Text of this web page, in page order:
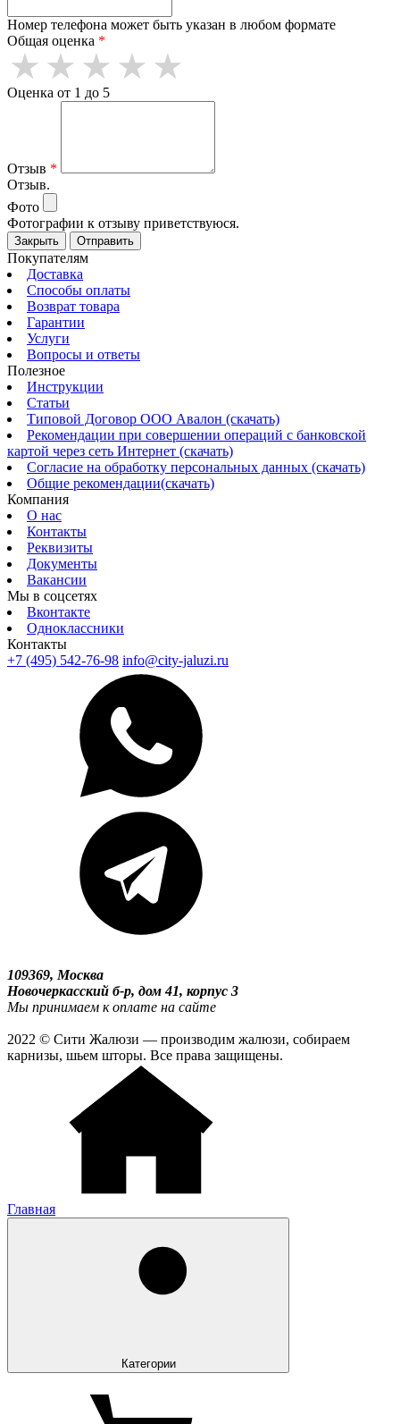
Номер телефона может быть указан в любом формате
Общая оценка *
Оценка от 1 до 5
Отзыв *
Отзыв.
Фото
Фотографии к отзыву приветствуюся.
Закрыть Отправить
Покупателям
Доставка
Способы оплаты
Возврат товара
Гарантии
Услуги
Вопросы и ответы
Полезное
Инструкции
Статьи
Типовой Договор ООО Авалон (скачать)
Рекомендации при совершении операций с банковской
картой через сеть Интернет (скачать)
Согласие на обработку персональных данных (скачать)
Общие рекомендации(скачать)
Компания
О нас
Контакты
Реквизиты
Документы
Вакансии
Мы в соцсетях
Вконтакте
Одноклассники
Контакты
+7 (495) 542-76-98 info@city-jaluzi.ru
109369, Москва
Новочеркасский б-р, дом 41, корпус 3
Мы принимаем к оплате на сайте
2022 © Сити Жалюзи — производим жалюзи, собираем
карнизы, шьем шторы. Все права защищены.
Главная
Категории